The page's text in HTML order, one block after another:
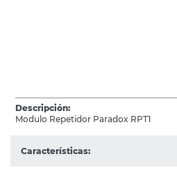
Descripción:
Modulo Repetidor Paradox RPT1
Características: